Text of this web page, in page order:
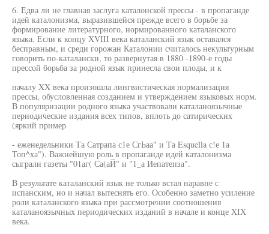
6. Едва ли не главная заслуга каталонской прессы - в пропаганде
идей каталонизма, выразившейся прежде всего в борьбе за
формирование литературного, нормированного каталанского
языка. Если к концу XVIII века каталанский язык оставался
бесправным, и среди горожан Каталонии считалось некультурным
говорить по-каталански, то развернутая в 1880 -1890-е годы
прессой борьба за родной язык принесла свои плоды, и к
началу XX века произошла лингвистическая нормализация
прессы, обусловленная созданием и утверждением языковых норм.
В популяризации родного языка участвовали каталаноязычные
периодические издания всех типов, вплоть до сатирических
(яркий пример
- еженедельники Та Сатрапа с1е СгЬаа" и Та Esquella с!е 1а
Топ^ха"). Важнейшую роль в пропаганде идей каталонизма
сыграли газеты "01аг( Са(аЙ" и "1_а Иепатепза".
В результате каталанский язык не только встал наравне с
испанским, но и начал вытеснять его. Особенно заметно усиление
роли каталанского языка при рассмотрении соотношения
каталаноязычных периодических изданий в начале и конце XIX
века.